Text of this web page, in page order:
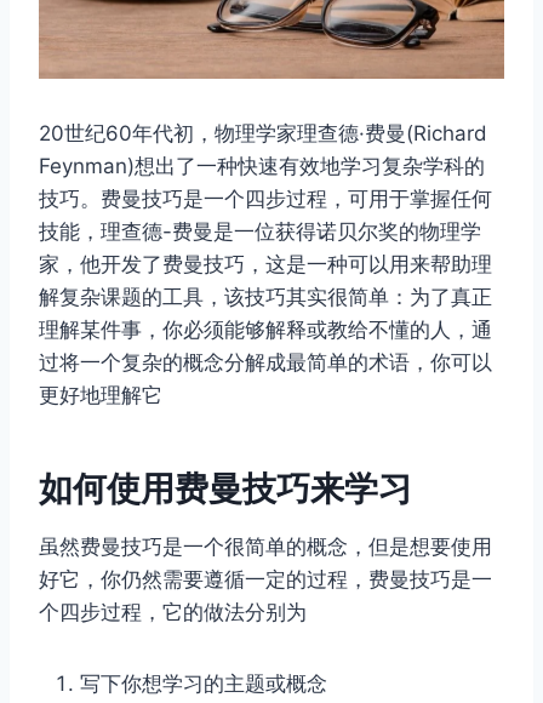
20世纪60年代初，物理学家理查德·费曼(Richard
Feynman)想出了一种快速有效地学习复杂学科的
技巧。费曼技巧是一个四步过程，可用于掌握任何
技能，理查德-费曼是一位获得诺贝尔奖的物理学
家，他开发了费曼技巧，这是一种可以用来帮助理
解复杂课题的工具，该技巧其实很简单：为了真正
理解某件事，你必须能够解释或教给不懂的人，通
过将一个复杂的概念分解成最简单的术语，你可以
更好地理解它
如何使用费曼技巧来学习
虽然费曼技巧是一个很简单的概念，但是想要使用
好它，你仍然需要遵循一定的过程，费曼技巧是一
个四步过程，它的做法分别为
写下你想学习的主题或概念